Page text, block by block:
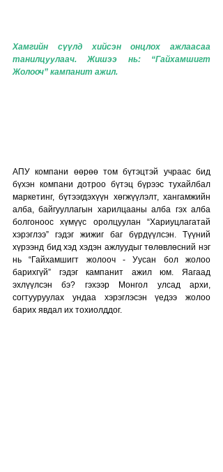
Хамгийн сүүлд хийсэн онцлох ажлаасаа
танилцуулаач. Жишээ нь: “Гайхамшигт
Жолооч” кампанит ажил.
АПУ компани өөрөө том бүтэцтэй учраас бид
бүхэн компани дотроо бүтэц бүрээс тухайлбал
маркетинг, бүтээгдэхүүн хөгжүүлэлт, хангамжийн
алба, байгууллагын харилцааны алба гэх алба
болгоноос хүмүүс оролцуулан “Хариуцлагатай
хэрэглээ” гэдэг жижиг баг бүрдүүлсэн. Түүний
хүрээнд бид хэд хэдэн ажлуудыг төлөвлөсний нэг
нь “Гайхамшигт жолооч - Уусан бол жолоо
барихгүй” гэдэг кампанит ажил юм. Яагаад
эхлүүлсэн бэ? гэхээр Монгол улсад архи,
согтууруулах ундаа хэрэглэсэн үедээ жолоо
барих явдал их тохиолддог.